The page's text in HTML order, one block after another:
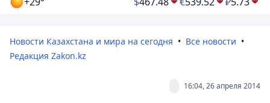
Новости Казахстана и мира на сегодня
Все новости
Редакция Zakon.kz
16:04, 26 апреля 2014